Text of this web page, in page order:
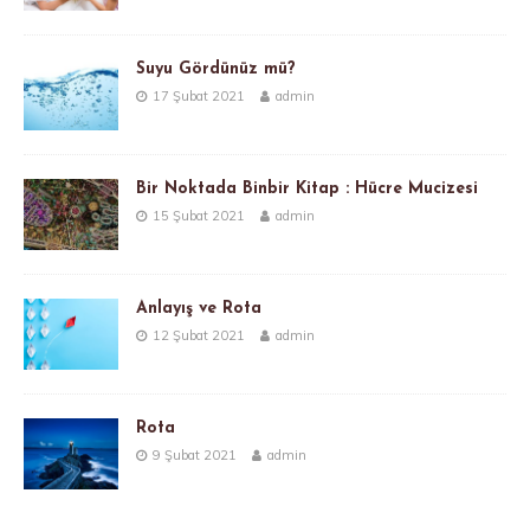
Suyu Gördünüz mü?
17 Şubat 2021 admin
Bir Noktada Binbir Kitap : Hücre Mucizesi
15 Şubat 2021 admin
Anlayış ve Rota
12 Şubat 2021 admin
Rota
9 Şubat 2021 admin